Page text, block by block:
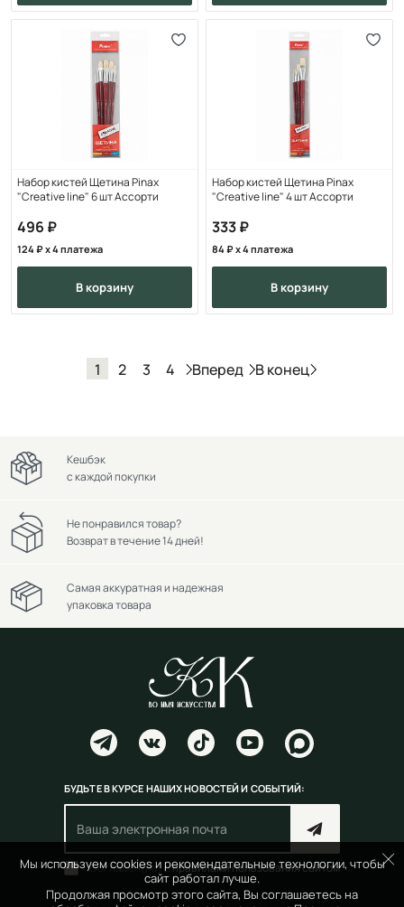
Набор кистей Щетина Pinax
"Creative line" 6 шт Ассорти
496
124 x 4 платежа
в корзину
Набор кистей Щетина Pinax
"Creative line" 4 шт Ассорти
333
84 x 4 платежа
в корзину
1 2 3 4 Вперед В конец
Мы используем cookies и рекомендательные технологии, чтобы
сайт работал лучше.
Продолжая просмотр этого сайта, Вы соглашаетесь на
Кешбэк
с каждой покупки
Не понравился товар?
Возврат в течение 14 дней!
Самая аккуратная и надежная
упаковка товара
БУДЬТЕ В КУРСЕ НАШИХ НОВОСТЕЙ И СОБЫТИЙ:
Согласен(на) справилами пользования сайтом